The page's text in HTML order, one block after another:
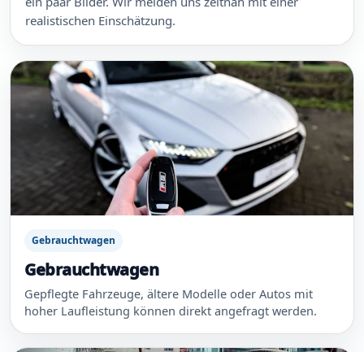
realistischen Einschätzung.
Gebrauchtwagen
Gebrauchtwagen
Gepflegte Fahrzeuge, ältere Modelle oder Autos mit
hoher Laufleistung können direkt angefragt werden.